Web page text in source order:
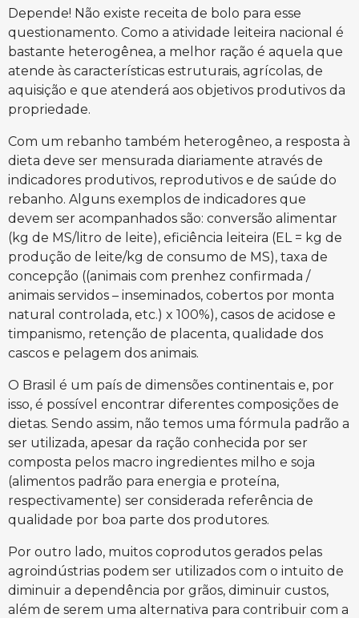
Depende! Não existe receita de bolo para esse
questionamento. Como a atividade leiteira nacional é
bastante heterogênea, a melhor ração é aquela que
atende às características estruturais, agrícolas, de
aquisição e que atenderá aos objetivos produtivos da
propriedade.
Com um rebanho também heterogêneo, a resposta à
dieta deve ser mensurada diariamente através de
indicadores produtivos, reprodutivos e de saúde do
rebanho. Alguns exemplos de indicadores que
devem ser acompanhados são: conversão alimentar
(kg de MS/litro de leite), eficiência leiteira (EL = kg de
produção de leite/kg de consumo de MS), taxa de
concepção ((animais com prenhez confirmada /
animais servidos – inseminados, cobertos por monta
natural controlada, etc.) x 100%), casos de acidose e
timpanismo, retenção de placenta, qualidade dos
cascos e pelagem dos animais.
O Brasil é um país de dimensões continentais e, por
isso, é possível encontrar diferentes composições de
dietas. Sendo assim, não temos uma fórmula padrão a
ser utilizada, apesar da ração conhecida por ser
composta pelos macro ingredientes milho e soja
(alimentos padrão para energia e proteína,
respectivamente) ser considerada referência de
qualidade por boa parte dos produtores.
Por outro lado, muitos coprodutos gerados pelas
agroindústrias podem ser utilizados com o intuito de
diminuir a dependência por grãos, diminuir custos,
além de serem uma alternativa para contribuir com a